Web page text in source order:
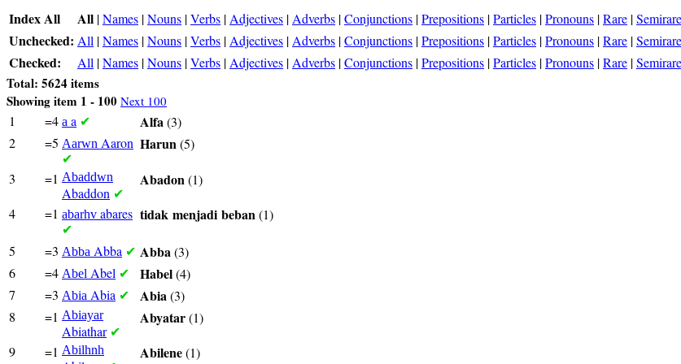
Index All All |Names |Nouns |Verbs | Adjectives | Adverbs |Conjunctions |Prepositions |Particles |Pronouns |Rare |Semirare
Unchecked: All |Names |Nouns |Verbs | Adjectives | Adverbs |Conjunctions |Prepositions |Particles |Pronouns |Rare |Semirare
Checked: All |Names |Nouns |Verbs | Adjectives | Adverbs |Conjunctions |Prepositions |Particles |Pronouns |Rare |Semirare
Total: 5624 items
Showing item 1 - 100 Next 100
1 =4 a a ✔ Alfa(3)
2
=5 Aarwn Aaron
✔
Harun(5)
3 =1 Abaddwn
Abaddon ✔
Abadon(1)
4 =1 abarhv abares
✔
tidak menjadi beban(1)
5
=3 Abba Abba ✔ Abba(3)
6
=4 Abel Abel ✔ Habel(4)
7
=3 Abia Abia ✔ Abia(3)
8
=1 Abiayar
Abiathar ✔
Abyatar(1)
9 =1 Abilhnh Abilene(1)